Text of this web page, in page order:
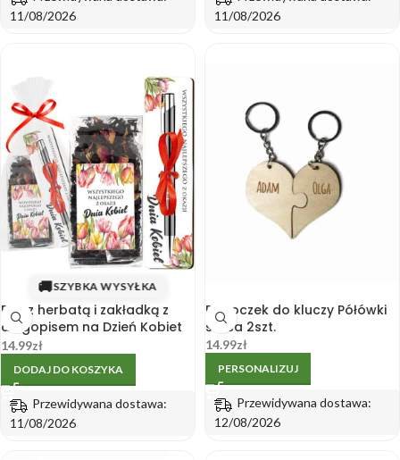
11/08/2026
11/08/2026
🚚SZYBKA WYSYŁKA
Box z herbatą i zakładką z
długopisem na Dzień Kobiet
do pracy
14.99zł
DODAJ DO KOSZYKA
Przewidywana dostawa:
11/08/2026
Breloczek do kluczy Półówki
serca 2szt.
14.99zł
PERSONALIZUJ
Przewidywana dostawa:
12/08/2026